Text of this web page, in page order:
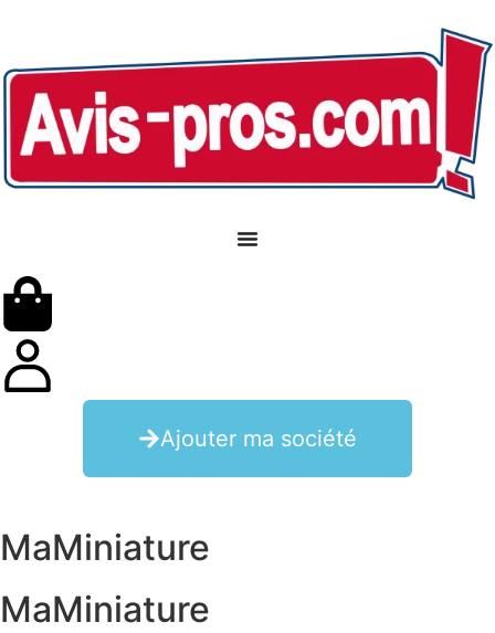
Ajouter ma société
MaMiniature
MaMiniature